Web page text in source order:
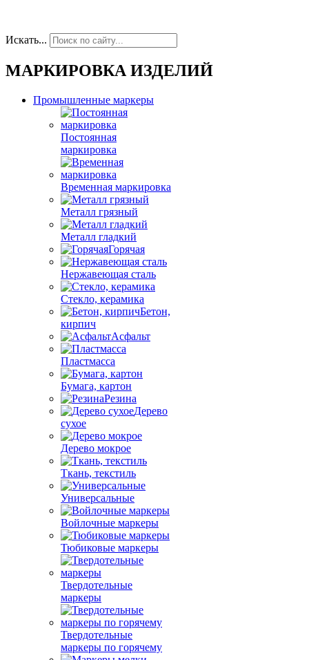
Искать...
МАРКИРОВКА ИЗДЕЛИЙ
Промышленные маркеры
Постоянная
маркировка
Временная маркировка
Металл грязный
Металл гладкий
Горячая
Нержавеющая сталь
Стекло, керамика
Бетон,
кирпич
Асфальт
Пластмасса
Бумага, картон
Резина
Дерево
сухое
Дерево мокрое
Ткань, текстиль
Универсальные
Войлочные маркеры
Тюбиковые маркеры
Твердотельные
маркеры
Твердотельные
маркеры по горячему